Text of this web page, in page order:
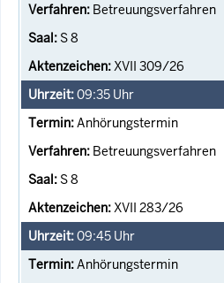
Betreuungsverfahren
S 8
XVII 309/26
09:35 Uhr
Anhörungstermin
Betreuungsverfahren
S 8
XVII 283/26
09:45 Uhr
Anhörungstermin